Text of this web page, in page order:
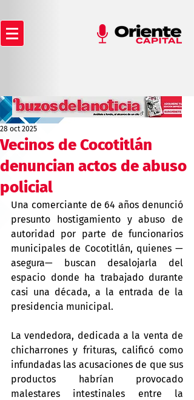
Vecinos de Cocotitlán
denuncian actos de abuso
policial
28 oct 2025
Una comerciante de 64 años denunció
presunto hostigamiento y abuso de
autoridad por parte de funcionarios
municipales de Cocotitlán, quienes —
asegura— buscan desalojarla del
espacio donde ha trabajado durante
casi una década, a la entrada de la
presidencia municipal.
La vendedora, dedicada a la venta de
chicharrones y frituras, calificó como
infundadas las acusaciones de que sus
productos habrían provocado
malestares intestinales entre la